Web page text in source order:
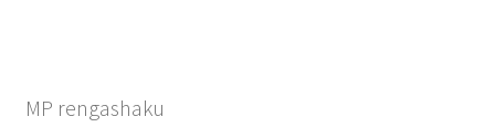
MP rengashaku